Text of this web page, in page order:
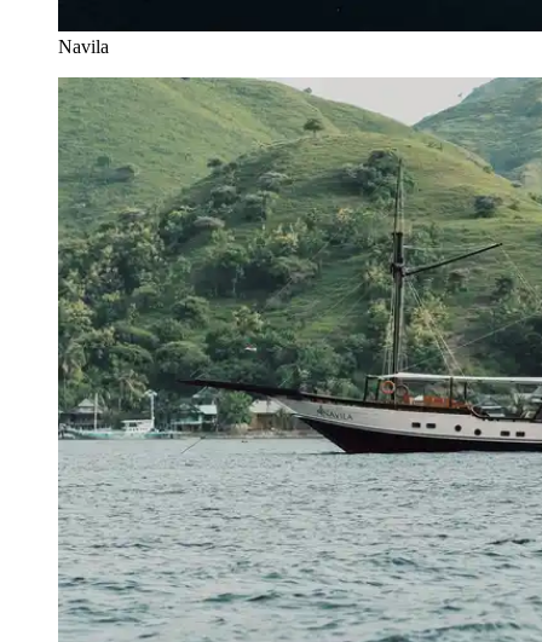
Navila